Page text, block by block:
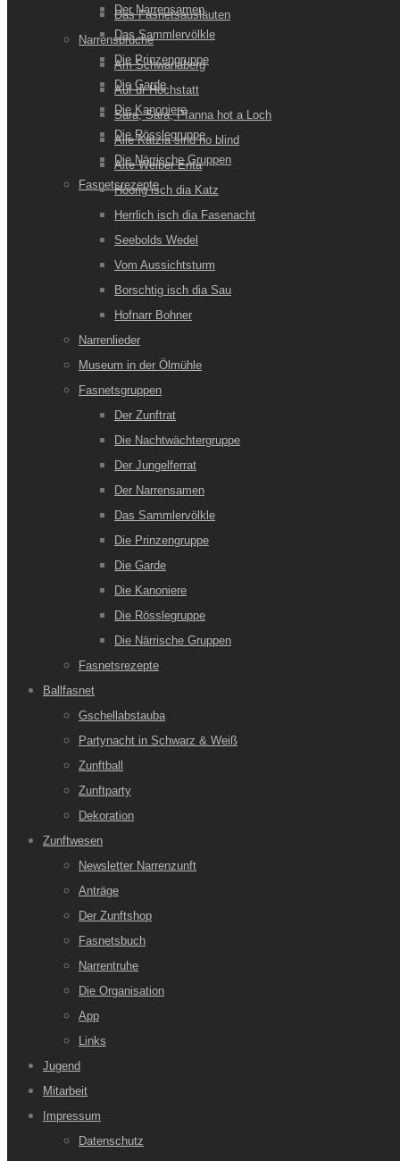
Der Narrensamen
Das Sammlervölkle
Die Prinzengruppe
Die Garde
Die Kanoniere
Die Rösslegruppe
Die Närrische Gruppen
Fasnetsrezepte
Das Fasnetsausläuten
Narrensprüche
Am Schwanaberg
Auf dr Hochstatt
Sara, Sara, Pfanna hot a Loch
Alle Kätzla sind no blind
Alte Weiber Enta
Hoorig isch dia Katz
Herrlich isch dia Fasenacht
Seebolds Wedel
Vom Aussichtsturm
Borschtig isch dia Sau
Hofnarr Bohner
Narrenlieder
Museum in der Ölmühle
Fasnetsgruppen
Der Zunftrat
Die Nachtwächtergruppe
Der Jungelferrat
Der Narrensamen
Das Sammlervölkle
Die Prinzengruppe
Die Garde
Die Kanoniere
Die Rösslegruppe
Die Närrische Gruppen
Fasnetsrezepte
Ballfasnet
Gschellabstauba
Partynacht in Schwarz & Weiß
Zunftball
Zunftparty
Dekoration
Zunftwesen
Newsletter Narrenzunft
Anträge
Der Zunftshop
Fasnetsbuch
Narrentruhe
Die Organisation
App
Links
Jugend
Mitarbeit
Impressum
Datenschutz